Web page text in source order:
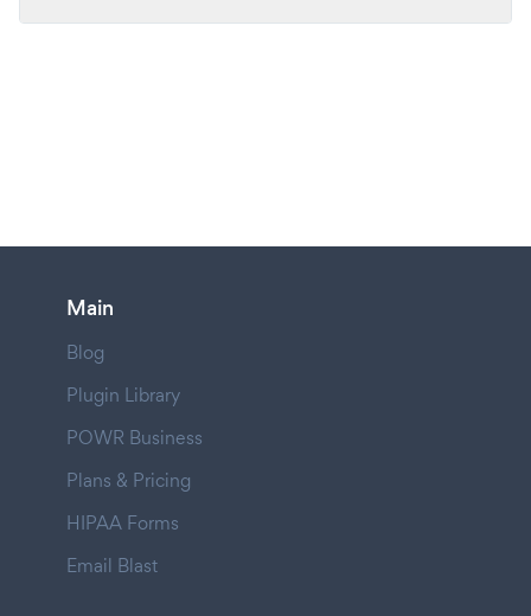
Main
Blog
Plugin Library
POWR Business
Plans & Pricing
HIPAA Forms
Email Blast